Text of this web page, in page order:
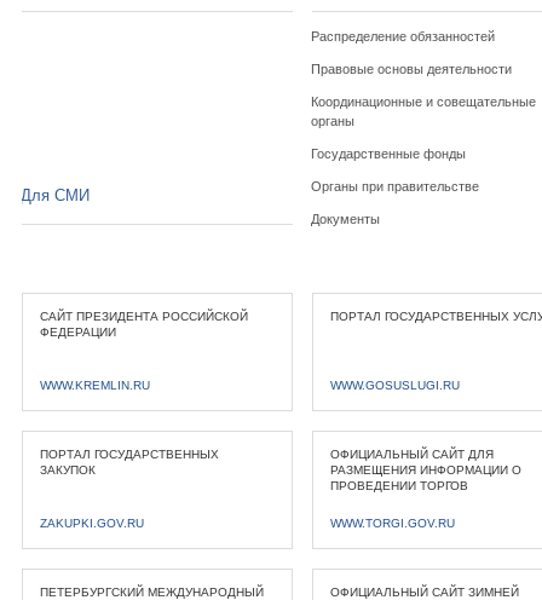
Распределение обязанностей
Правовые основы деятельности
Координационные и совещательные
органы
Государственные фонды
Органы при правительстве
Документы
Для СМИ
САЙТ ПРЕЗИДЕНТА РОССИЙСКОЙ
ФЕДЕРАЦИИ
WWW.KREMLIN.RU
ПОРТАЛ ГОСУДАРСТВЕННЫХ
WWW.GOSUSLUGI.RU
ПОРТАЛ ГОСУДАРСТВЕННЫХ
ЗАКУПОК
ZAKUPKI.GOV.RU
ОФИЦИАЛЬНЫЙ САЙТ ДЛЯ
РАЗМЕЩЕНИЯ ИНФОРМАЦИИ О
ПРОВЕДЕНИИ ТОРГОВ
WWW.TORGI.GOV.RU
ПЕТЕРБУРГСКИЙ МЕЖДУНАРОДНЫЙ
ОФИЦИАЛЬНЫЙ САЙТ ЗИМНЕЙ